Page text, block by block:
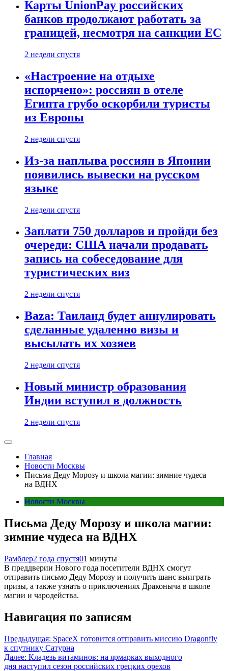
Карты UnionPay российских
банков продолжают работать за
границей, несмотря на санкции ЕС
2 недели спустя
«Настроение на отдыхе
испорчено»: россиян в отеле
Египта грубо оскорбили туристы
из Европы
2 недели спустя
Из-за наплыва россиян в Японии
появились вывески на русском
языке
2 недели спустя
Заплати 750 долларов и пройди без
очереди: США начали продавать
запись на собеседование для
туристических виз
2 недели спустя
Baza: Таиланд будет аннулировать
сделанные удаленно визы и
высылать их хозяев
2 недели спустя
Новый министр образования
Индии вступил в должность
2 недели спустя
Главная
Новости Москвы
Письма Деду Морозу и школа магии: зимние чудеса
на ВДНХ
Новости Москвы
Письма Деду Морозу и школа магии:
зимние чудеса на ВДНХ
Рамблер2 года спустя01 минуты
В преддверии Нового года посетители ВДНХ смогут
отправить письмо Деду Морозу и получить шанс выиграть
призы, а также узнать о приключениях Драконыча в школе
магии и чародейства.
Навигация по записям
Предыдущая: SpaceX готовится отправить миссию Dragonfly
к спутнику Сатурна
Далее: Кладезь витаминов: на ярмарках выходного
дня наступил сезон российских грецких орехов